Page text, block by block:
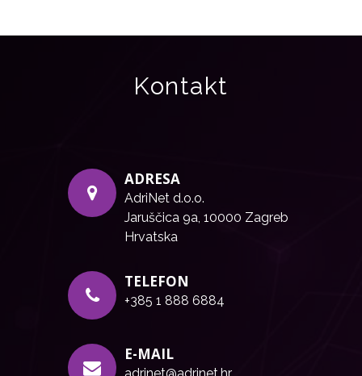
Kontakt
ADRESA
AdriNet d.o.o.
Jaruščica 9a, 10000 Zagreb
Hrvatska
TELEFON
+385 1 888 6884
E-MAIL